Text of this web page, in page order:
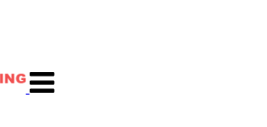
navigasjon